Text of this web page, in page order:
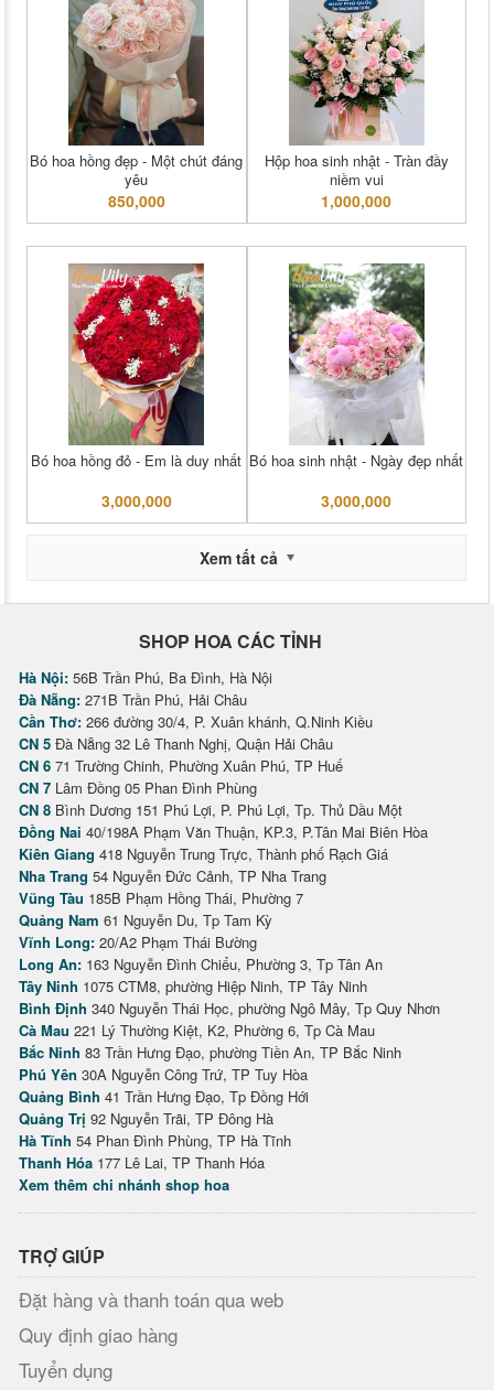
Bó hoa hồng đẹp - Một chút đáng
yêu
850,000
Hộp hoa sinh nhật - Tràn đầy
niềm vui
1,000,000
Bó hoa hồng đỏ - Em là duy nhất
3,000,000
Bó hoa sinh nhật - Ngày đẹp nhất
3,000,000
Xem tất cả
SHOP HOA CÁC TỈNH
Hà Nội: 56B Trần Phú, Ba Đình, Hà Nội
Đà Nẵng: 271B Trần Phú, Hải Châu
Cần Thơ: 266 đường 30/4, P. Xuân khánh, Q.Ninh Kiều
CN 5 Đà Nẵng 32 Lê Thanh Nghị, Quận Hải Châu
CN 6 71 Trường Chinh, Phường Xuân Phú, TP Huế
CN 7 Lâm Đồng 05 Phan Đình Phùng
CN 8 Bình Dương 151 Phú Lợi, P. Phú Lợi, Tp. Thủ Dầu Một
Đồng Nai 40/198A Phạm Văn Thuận, KP.3, P.Tân Mai Biên Hòa
Kiên Giang 418 Nguyễn Trung Trực, Thành phố Rạch Giá
Nha Trang 54 Nguyễn Đức Cảnh, TP Nha Trang
Vũng Tàu 185B Phạm Hồng Thái, Phường 7
Quảng Nam 61 Nguyễn Du, Tp Tam Kỳ
Vĩnh Long: 20/A2 Phạm Thái Bường
Long An: 163 Nguyễn Đình Chiểu, Phường 3, Tp Tân An
Tây Ninh 1075 CTM8, phường Hiệp Ninh, TP Tây Ninh
Bình Định 340 Nguyễn Thái Học, phường Ngô Mây, Tp Quy Nhơn
Cà Mau 221 Lý Thường Kiệt, K2, Phường 6, Tp Cà Mau
Bắc Ninh 83 Trần Hưng Đạo, phường Tiền An, TP Bắc Ninh
Phú Yên 30A Nguyễn Công Trứ, TP Tuy Hòa
Quảng Bình 41 Trần Hưng Đạo, Tp Đồng Hới
Quảng Trị 92 Nguyễn Trãi, TP Đông Hà
Hà Tĩnh 54 Phan Đình Phùng, TP Hà Tĩnh
Thanh Hóa 177 Lê Lai, TP Thanh Hóa
Xem thêm chi nhánh shop hoa
TRỢ GIÚP
Đặt hàng và thanh toán qua web
Quy định giao hàng
Tuyển dụng